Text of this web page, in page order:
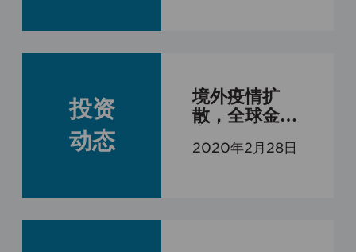
投资
动态
境外疫情扩
散，全球金融
2020年2月28日
如果确认您或您所代表的机构是一
关法规请点击“接受”键以继续浏览本
公司网站。如您不同意任何有关条
款，请直接关闭本网站。
限公司（以下简称“本公司”）所有并
及其网站内包含的所有信息及材料。